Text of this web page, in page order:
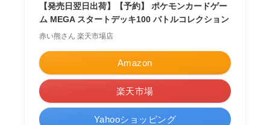
【発売日翌日出荷】【予約】 ポケモンカードゲー
ム MEGA スタートデッキ100 バトルコレクション
赤い熊さん 楽天市場店
Amazon
楽天市場
Yahooショッピング